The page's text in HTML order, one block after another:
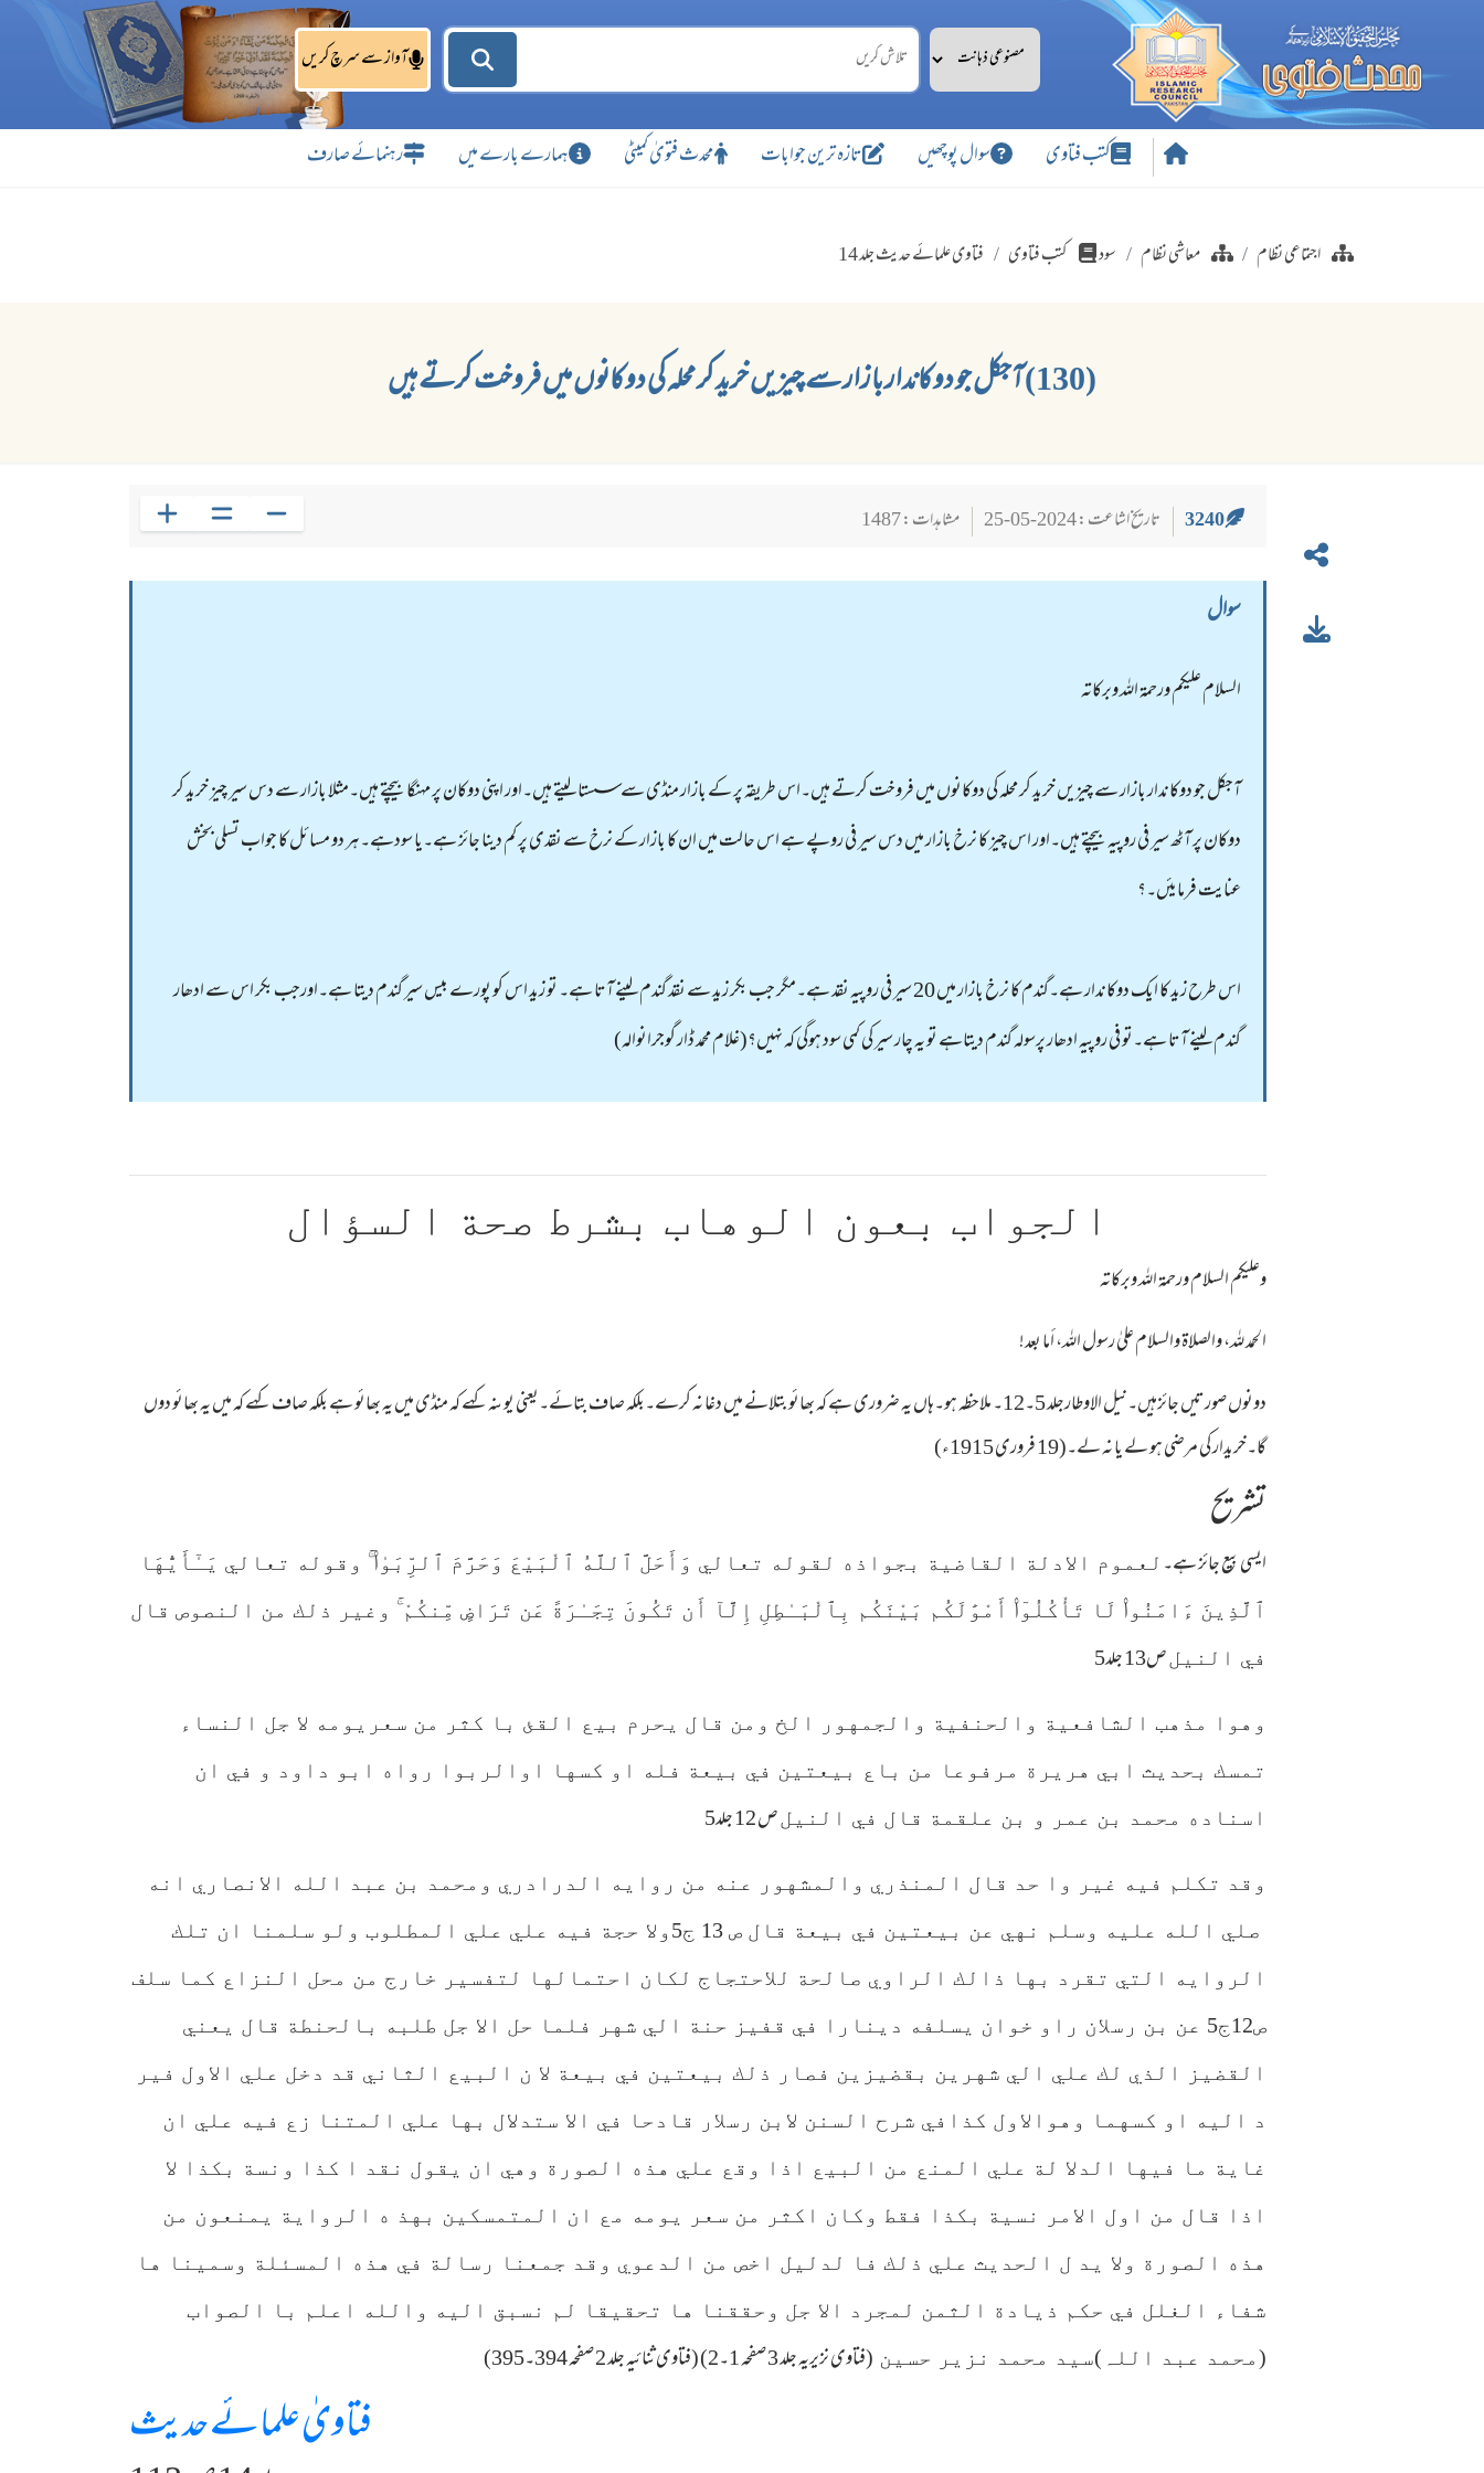
آواز سے سرچ کریں
کتب فتاوی سوال پوچھیں تازہ ترین جوابات محدث فتویٰ کمیٹی ہمارے بارے میں رہنمائے صارف
اجتماعی نظام معاشی نظام سود کتب فتاوی فتاوی علمائے حدیث جلد 14
(130) آجکل جو دوکاندار بازار سے چیزیں خرید کر محلہ کی دوکانوں میں فروخت کرتے ہیں
3240 تاریخ اشاعت : 2024-05-25 مشاہدات : 1487
سوال
السلام عليكم ورحمة الله وبركاته
آجکل جو دوکاندار بازار سے چیزیں خرید کر محلہ کی دوکانوں میں فروخت کرتے ہیں۔اس طریقہ پر کے بازار منڈی سے سستا لیتے ہیں۔اور اپنی دوکان پر مہنگا بیچتے ہیں۔مثلا بازار سے دس سیر چیز خرید کر
دوکان پر آٹھ سیر فی روپیہ بیچتے ہیں۔اور اس چیز کا نرخ بازار میں دس سیر فی روپے ہے اس حالت میں ان کا بازار کے نرخ سے نقدی پر کم دینا جائز ہے۔یا سودہے۔ہر دو مسائل کا جواب تسلی بخش
عنایت فرمایئں۔؟
اس طرح زید کا ایک دوکاندار ہے۔گندم کا نرخ بازار میں 20 سیر فی روپیہ نقد ہے۔مگر جب بکر زید سے نقد گندم لینے آتا ہے۔ تو زید اس کو پورے بیس سیر گندم دیتا ہے۔اورجب بکر اس سے ادھار
گندم لینے آتا ہے۔تو فی روپیہ ادھار پرسولہ گندم دیتاہے تو یہ چار سیر کی کمی سود ہوگی کہ نہیں؟(غلام محمد ڈار گوجرانوالہ)
الجواب بعون الوهاب بشرط صحة السؤال
وعلیکم السلام ورحمة اللہ وبرکاته
الحمد لله، والصلاة والسلام علىٰ رسول الله، أما بعد!
دونوں صورتیں جائزہیں۔نیل الاوطارجلد 5۔12۔ ملاحظہ ہو۔ہاں یہ ضروری ہے کہ بھائو بتلانے میں دغا نہ کرے۔بلکہ صاف بتائے۔یعنی یوںنہ کہے کہ منڈی میں یہ بھائو ہے بلکہ صاف کہے کہ میں یہ بھائو دوں
گا۔خریدار کی مرضی ہو لے یا نہ لے۔(19 فروری 1915ء)
تشریح
ایسی بیع جائز ہے۔ لعموم الادلة القاضية بجواذه لقوله تعالي وَأَحَلَّ ٱللَّهُ ٱلْبَيْعَ وَحَرَّمَ ٱلرِّبَو‌ٰا۟ ۚ وقوله تعالي يَـٰٓأَيُّهَا
ٱلَّذِينَ ءَامَنُوا۟ لَا تَأْكُلُوٓا۟ أَمْوَ‌ٰلَكُم بَيْنَكُم بِٱلْبَـٰطِلِ إِلَّآ أَن تَكُونَ تِجَـٰرَةً عَن تَرَاضٍ مِّنكُمْ ۚ وغير ذلك من النصوص قال
في النيلص13 جلد5
وهوا مذهب الشافعية والحنفية والجمهور الخ ومن قال يحرم بيع القئ با كثر من سعريومه لا جل النساء
تمسك بحديث ابي هريرة مرفوعا من باع بيعتين في بيعة فله او كسها اوالربوا رواه ابو داود و في ان
اسناده محمد بن عمر و بن علقمة قال في النيلص 12 جلد5
وقد تكلم فيه غير وا حد قال المنذري والمشهور عنه من روايه الدرادري ومحمد بن عبد الله الانصاري انه
صلي الله عليه وسلم نهي عن بيعتين في بيعة قال ص 13 ج5ولا حجة فيه علي علي المطلوب ولو سلمنا ان تلك
الروايه التي تقرد بها ذالك الراوي صالحة للاحتجاج لكان احتمالها لتفسير خارج من محل النزاع كما سلف
ص12ج5 عن بن رسلان راو خوان يسلفه دينارا في قفيز حنة الي شهر فلما حل الا جل طلبه بالحنطة قال يعني
القضيز الذي لك علي الي شهرين بقضيزين فصار ذلك بيعتين في بيعة لا ن البيع الثاني قد دخل علي الاول فير
د اليه او كسهما وهوالاول كذافي شرح السنن لابن رسلار قادحا في الا ستدلال بها علي المتنا زع فيه علي ان
غاية ما فيها الدلا لة علي المنع من البيع اذا وقع علي هذه الصورة وهي ان يقول نقد ا كذا ونسة بكذا لا
اذا قال من اول الامر نسية بكذا فقط وكان اكثر من سعر يومه مع ان المتمسكين بهذ ه الرواية يمنعون من
هذه الصورة ولا يد ل الحديث علي ذلك فا لدليل اخص من الدعوي وقد جمعنا رسالة في هذه المسئلة وسمينا ها
شفاء الغلل في حكم ذيادة الثمن لمجرد الا جل وحققنا ها تحقيقا لم نسبق اليه والله اعلم با الصواب
(محمد عبد اللہ)سید محمد نزیر حسین (فتاوی نزیریہ جلد 3 صفحہ 1۔2) (فتاوی ثنائیہ جلد 2 صفحہ 394۔395)
فتاویٰ علمائے حدیث